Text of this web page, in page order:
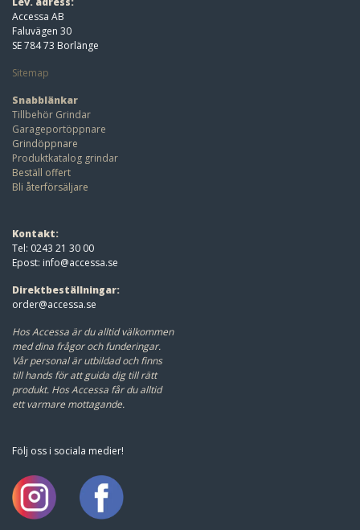
Accessa AB
Faluvägen 30
SE 784 73 Borlänge
Sitemap
Snabblänkar
Tillbehör Grindar
Garageportöppnare
Grindöppnare
Produktkatalog grindar
Beställ offert
Bli återförsäljare
Kontakt:
Tel: 0243 21 30 00
Epost: info@accessa.se
Direktbeställningar:
order@accessa.se
Hos Accessa är du alltid välkommen
med dina frågor och funderingar.
Vår personal är utbildad och finns
till hands för att guida dig till rätt
produkt. Hos Accessa får du alltid
ett varmare mottagande.
Följ oss i sociala medier!